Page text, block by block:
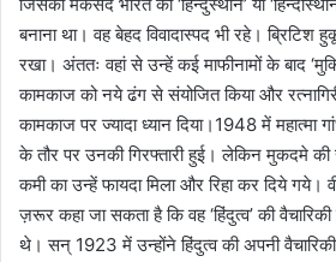
बनाना था। वह बेहद विवादास्पद भी रहे।
रखा। अंततः वहां से उन्हें कई माफीनामों के बाद
कामकाज को नये ढंग से संयोजित किया और
कामकाज पर ज्यादा ध्यान दिया।1948 में महात्मा
के तौर पर उनकी गिरफ्तारी हुई। लेकिन मुकदमे की
कमी का उन्हें फायदा मिला और रिहा कर दिये गये।
ज़रूर कहा जा सकता है कि वह ‘हिंदुत्व’ की
थे। सन् 1923 में उन्होंने हिंदुत्व की अपनी